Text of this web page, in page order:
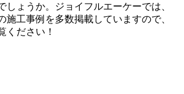
しょうか。ジョイフルエーケーでは、
施工事例を多数掲載していますので、
ください！